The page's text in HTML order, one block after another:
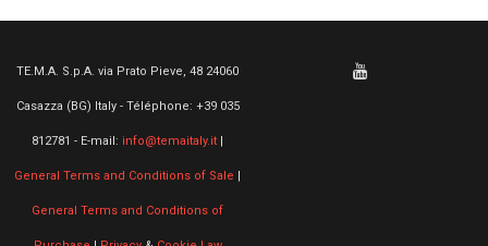
TE.M.A. S.p.A. via Prato Pieve, 48 24060
Casazza (BG) Italy - Téléphone: +39 035
812781 - E-mail: info@temaitaly.it |
General Terms and Conditions of Sale |
General Terms and Conditions of